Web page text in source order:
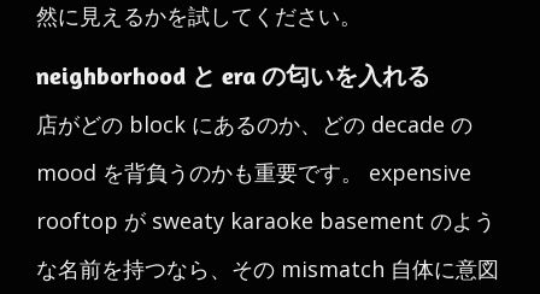
然に見えるかを試してください。
neighborhood と era の匂いを入れる
店がどの block にあるのか、どの decade の
mood を背負うのかも重要です。 expensive
rooftop が sweaty karaoke basement のよう
な名前を持つなら、その mismatch 自体に意図